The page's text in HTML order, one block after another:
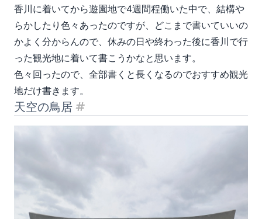
香川に着いてから遊園地で4週間程働いた中で、結構や
らかしたり色々あったのですが、どこまで書いていいの
かよく分からんので、休みの日や終わった後に香川で行
った観光地に着いて書こうかなと思います。
色々回ったので、全部書くと長くなるのでおすすめ観光
地だけ書きます。
天空の鳥居
見出し「天空の鳥居」